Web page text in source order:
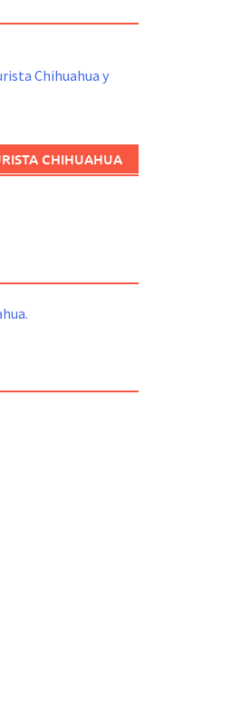
Chihuahua y
CHIHUAHUA